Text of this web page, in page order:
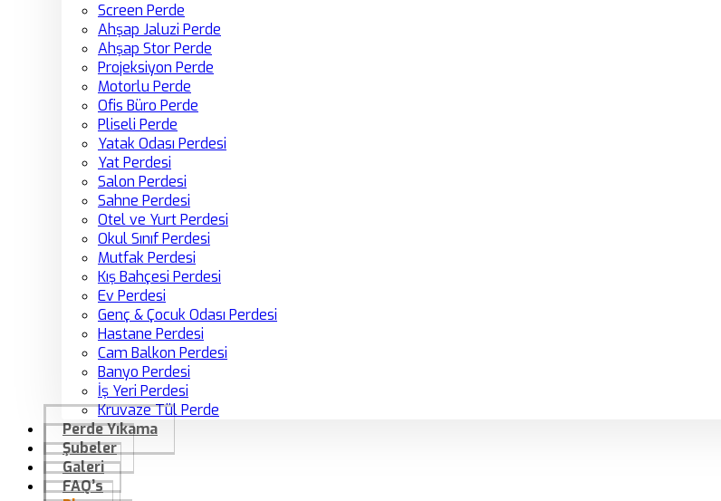
Screen Perde
Ahşap Jaluzi Perde
Ahşap Stor Perde
Projeksiyon Perde
Motorlu Perde
Ofis Büro Perde
Pliseli Perde
Yatak Odası Perdesi
Yat Perdesi
Salon Perdesi
Sahne Perdesi
Otel ve Yurt Perdesi
Okul Sınıf Perdesi
Mutfak Perdesi
Kış Bahçesi Perdesi
Ev Perdesi
Genç & Çocuk Odası Perdesi
Hastane Perdesi
Cam Balkon Perdesi
Banyo Perdesi
İş Yeri Perdesi
Kruvaze Tül Perde
Perde Yıkama
Şubeler
Galeri
FAQ’s